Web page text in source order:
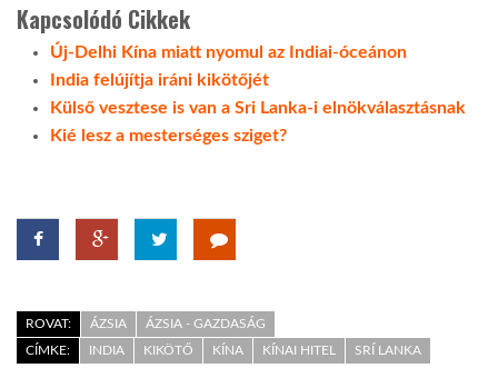
Kapcsolódó Cikkek
Új-Delhi Kína miatt nyomul az Indiai-óceánon
India felújítja iráni kikötőjét
Külső vesztese is van a Sri Lanka-i elnökválasztásnak
Kié lesz a mesterséges sziget?
ROVAT: ÁZSIA
ÁZSIA - GAZDASÁG
CÍMKE:
INDIA KIKÖTŐ KÍNA KÍNAI HITEL SRÍ LANKA